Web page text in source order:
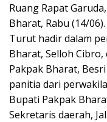
Ruang Rapat
Bharat, Rabu (14/06).
Turut hadir dalam
Bharat, Selloh
Pakpak Bharat,
panitia dari
Bupati Pakpak
Sekretaris daerah,